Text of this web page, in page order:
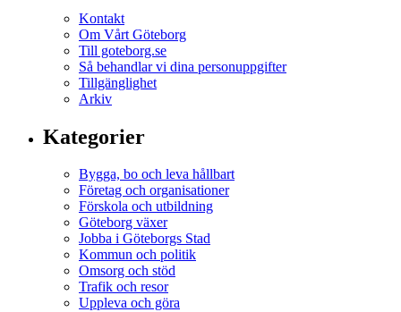
Kontakt
Om Vårt Göteborg
Till goteborg.se
Så behandlar vi dina personuppgifter
Tillgänglighet
Arkiv
Kategorier
Bygga, bo och leva hållbart
Företag och organisationer
Förskola och utbildning
Göteborg växer
Jobba i Göteborgs Stad
Kommun och politik
Omsorg och stöd
Trafik och resor
Uppleva och göra